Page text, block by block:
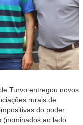
Turvo entregou novos
rurais de
do poder
(nominados ao lado